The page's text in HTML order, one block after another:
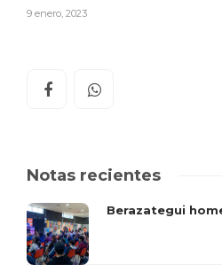
9 enero, 2023
Notas recientes
Berazategui